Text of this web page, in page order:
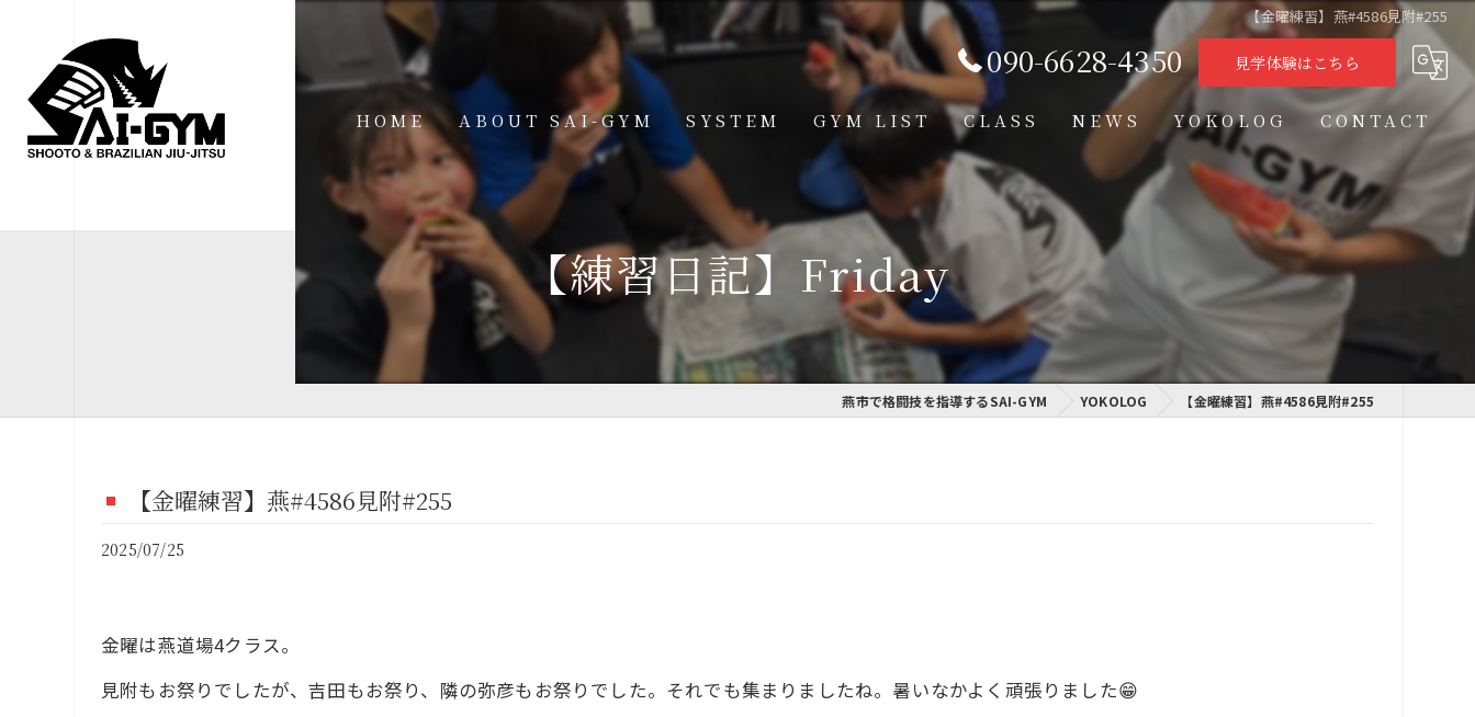
【金曜練習】燕#4586見附#255
090-6628-4350 見学体験はこちら
HOME ABOUT SAI-GYM
INSTRUCTOR
FAQ
FIGHTER
ACCESS
SYSTEM GYM LIST
燕道場
CLASS
タイムテーブル
スケジュール
格闘技クラス
学習クラス
通信制高校学習センター
NEWS YOKOLOG CONTACT
【練習日記】Friday
燕市で格闘技を指導するSAI-GYM YOKOLOG 【金曜練習】燕#4586見附#255
【金曜練習】燕#4586見附#255
2025/07/25
金曜は燕道場4クラス。
見附もお祭りでしたが、吉田もお祭り、隣の弥彦もお祭りでした。それでも集まりましたね。暑いなかよく頑張りました😁